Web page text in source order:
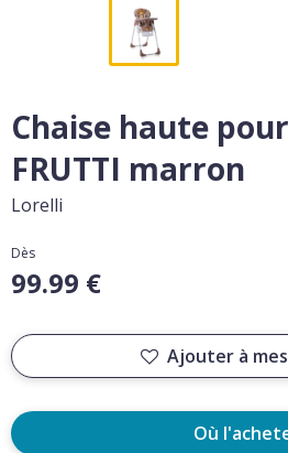
Chaise haute
FRUTTI marron
Lorelli
Dès
99.99 €
Ajouter à
Où